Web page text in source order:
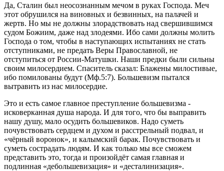
Да, Сталин был неосознанным мечом в руках Господа. Меч
этот обрушился на виновных и безвинных, на палачей и
жертв. Но мы не должны злорадствовать над свершившимся
судом Божиим, даже над злодеями. Ибо сами должны молить
Господа о том, чтобы в наступающих испытаниях не стать
отступниками, не предать Веры Православной, не
отступиться от России-Матушки. Наши предки были сильны
своим милосердием. Спаситель сказал: Блажены милостивые,
ибо помилованы будут (Мф.5:7). Большевизм пытался
вытравить из нас милосердие.
Это и есть самое главное преступление большевизма -
исковерканная душа народа. И для того, что бы выправить
нашу душу, мало осудить большевиков. Надо суметь
почувствовать сердцем и духом и расстрельный подвал, и
«чёрный воронок», и калымский барак. Почувствовать и
суметь сострадать людям. И как только мы все сможем
представить это, тогда и произойдёт самая главная и
подлинная «дебольшевизация» и «десталинизация».